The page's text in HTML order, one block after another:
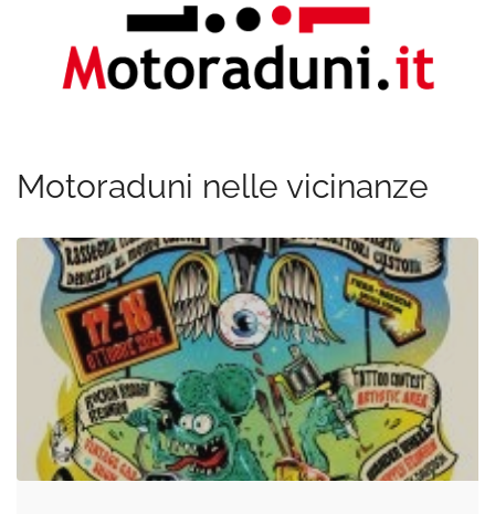
Motoraduni nelle vicinanze